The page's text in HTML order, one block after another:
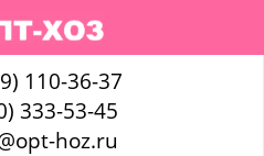
110-36-37
333-53-45
hoz.ru